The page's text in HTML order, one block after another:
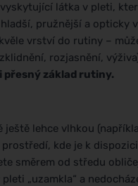
látka v pleti,
pružnější a opticky
vrství do rutiny –
rozjasnění,
základ rutiny.
lehce vlhkou
kde je k
směrem od středu
„uzamkla“ a